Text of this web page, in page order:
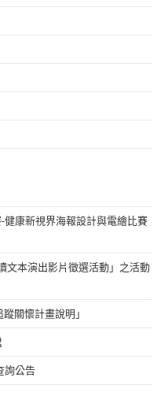
健康新視界海報設計與電繪比賽
文本演出影片徵選活動」之活動
關懷計畫說明」
詢公告